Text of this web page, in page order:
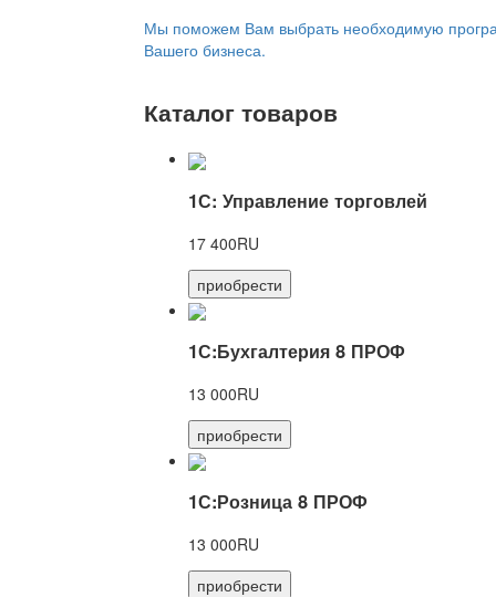
Мы поможем Вам выбрать необходимую
Вашего бизнеса.
Каталог товаров
1С: Управление торговлей
17 400RU
приобрести
1С:Бухгалтерия 8 ПРОФ
13 000RU
приобрести
1С:Розница 8 ПРОФ
13 000RU
приобрести